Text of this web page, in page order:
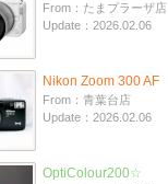
From：たまプラーザ店
Update：2026.02.06
Nikon Zoom 300 AF
From：青葉台店
Update：2026.02.06
OptiColour200☆